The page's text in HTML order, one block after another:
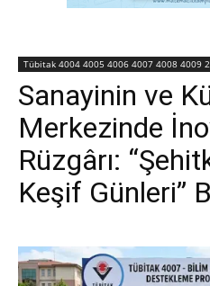
Tübitak 4004 4005 4006 4007 4008 4009
Sanayinin ve
Merkezinde
Rüzgârı:
Keşif Günleri”